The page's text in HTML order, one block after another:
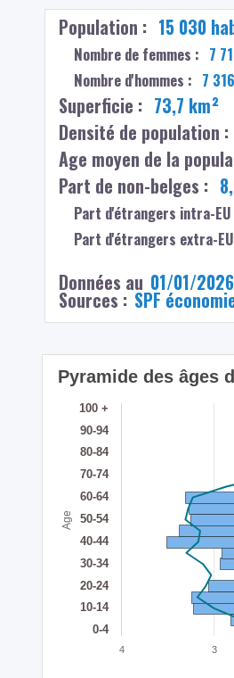
Population : 15 030
Nombre de femmes : 7
Nombre d'hommes : 7 316
Superficie : 73,7 km²
Densité de population :
Age moyen de la
Part de non-belges :
Part d'étrangers intra-
Part d'étrangers extra-
Données au 01/01/2026
Sources : SPF
Age
Pyramide des âges
0-4
10-14
20-24
30-34
40-44
50-54
60-64
70-74
80-84
90-94
100 +
4 3